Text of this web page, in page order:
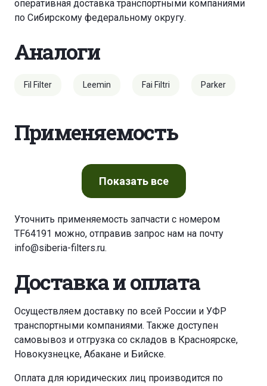
оперативная доставка транспортными компаниями
по Сибирскому федеральному округу.
Аналоги
Fil Filter Leemin Fai Filtri Parker
Применяемость
Показатьвсе
Уточнить применяемость запчасти с номером
TF64191 можно, отправив запрос нам на почту
info@siberia-filters.ru.
Доставка и оплата
Осуществляем доставку по всей России и УФР
транспортными компаниями. Также доступен
самовывоз и отгрузка со складов в Красноярске,
Новокузнецке, Абакане и Бийске.
Оплата для юридических лиц производится по